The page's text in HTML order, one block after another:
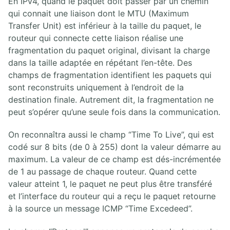
8.5. Élection DR-BDR OSPF
8.6. Maintien des informations de routage OSPF
8.7. Lab Routage OSPF simple
8.8. Lab Routage OSPF Multi-Area
8.9. Lab OSPF BR-BDR
9. ROUTAGE EIGRP
9.1. Protocole EIGRP
9.2. Lab Routage EIGRP
10. COMMUTATION ETHERNET
10.1. Technologie Ethernet
10.2. Commutation Ethernet
10.3. Principes de conception LAN
10.4. Lab configuration initiale d'un commutateur Cisco
qui connait une liaison dont le MTU (Maximum
Transfer Unit) est inférieur à la taille du paquet, le
routeur qui connecte cette liaison réalise une
fragmentation du paquet original, divisant la charge
dans la taille adaptée en répétant l’en-tête. Des
champs de fragmentation identifient les paquets qui
sont reconstruits uniquement à l’endroit de la
destination finale. Autrement dit, la fragmentation ne
peut s’opérer qu’une seule fois dans la communication.
On reconnaîtra aussi le champ “Time To Live”, qui est
codé sur 8 bits (de 0 à 255) dont la valeur démarre au
maximum. La valeur de ce champ est dés-incrémentée
de 1 au passage de chaque routeur. Quand cette
valeur atteint 1, le paquet ne peut plus être transféré
et l’interface du routeur qui a reçu le paquet retourne
à la source un message ICMP “Time Excedeed”.